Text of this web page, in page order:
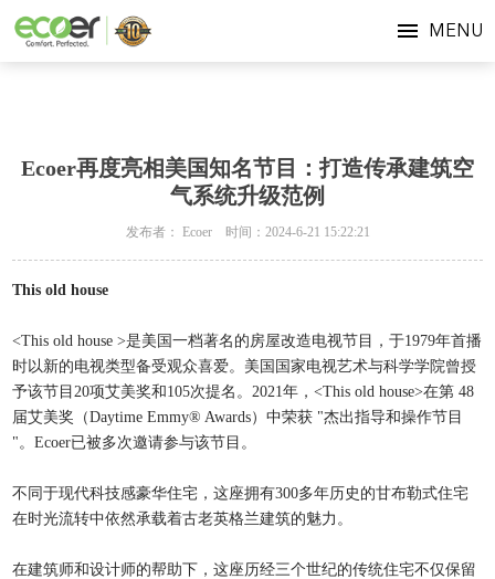
MENU
Ecoer再度亮相美国知名节目：打造传承建筑空
气系统升级范例
发布者： Ecoer 时间：2024-6-21 15:22:21
This old house
<This old house >是美国一档著名的房屋改造电视节目，于1979年首播
时以新的电视类型备受观众喜爱。美国国家电视艺术与科学学院曾授
予该节目20项艾美奖和105次提名。2021年，<This old house>在第 48
届艾美奖（Daytime Emmy® Awards）中荣获 "杰出指导和操作节目
"。Ecoer已被多次邀请参与该节目。
不同于现代科技感豪华住宅，这座拥有300多年历史的甘布勒式住宅
在时光流转中依然承载着古老英格兰建筑的魅力。
在建筑师和设计师的帮助下，这座历经三个世纪的传统住宅不仅保留